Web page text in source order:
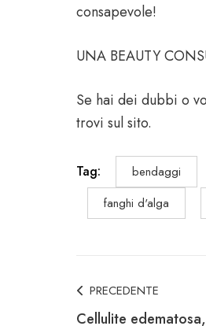
consapevole!
UNA BEAUTY
Se hai dei dubbi o
trovi sul sito.
Tag: bendaggi
fanghi d'alga
PRECEDENTE
Cellulite